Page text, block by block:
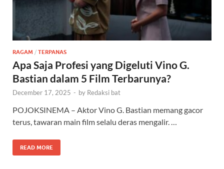
RAGAM / TERPANAS
Apa Saja Profesi yang Digeluti Vino G.
Bastian dalam 5 Film Terbarunya?
December 17, 2025 - by Redaksi bat
POJOKSINEMA – Aktor Vino G. Bastian memang gacor
terus, tawaran main film selalu deras mengalir. …
READ MORE